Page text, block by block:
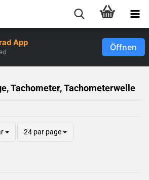
App Öffnen
Tachometer, Tachometerwelle
24 par page